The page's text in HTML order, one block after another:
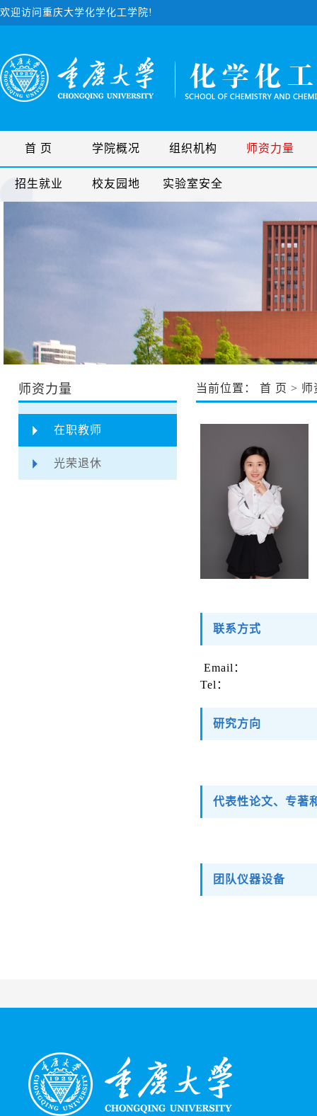
欢迎访问重庆大学化学化工学院!
首 页 学院概况 组织机构 师资力量
招生就业 校友园地 实验室安全
师资力量
在职教师
光荣退休
当前位置： 首 页 > 师
联系方式
Email：
Tel：
研究方向
代表性论文、专著
团队仪器设备